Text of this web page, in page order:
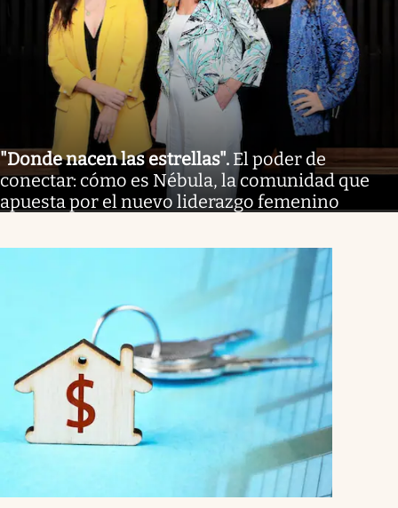
"Donde nacen las estrellas". El poder de
conectar: cómo es Nébula, la comunidad que
apuesta por el nuevo liderazgo femenino